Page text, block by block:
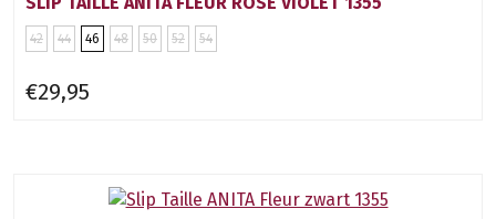
42 44 46 48 50 52 54
€29,95